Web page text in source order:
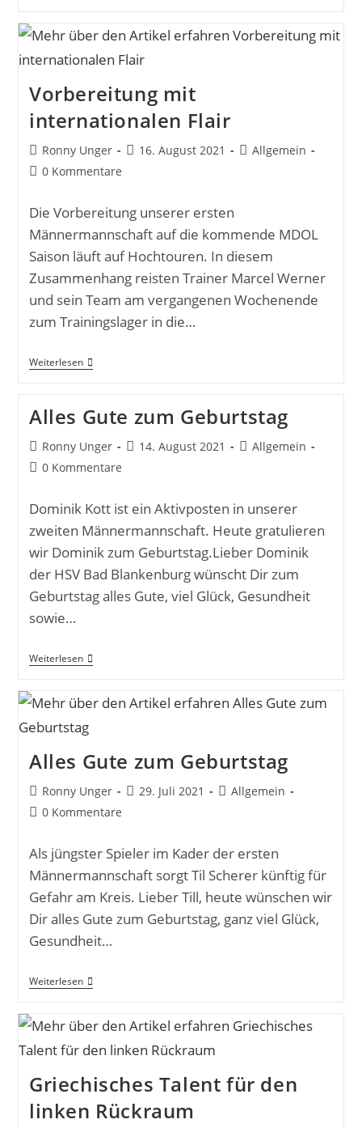
Vorbereitung mit
internationalen Flair
Ronny Unger 16. August 2021
Allgemein
0 Kommentare
Die Vorbereitung unserer ersten
Männermannschaft auf die kommende MDOL
Saison läuft auf Hochtouren. In diesem
Zusammenhang reisten Trainer Marcel Werner
und sein Team am vergangenen Wochenende
zum Trainingslager in die…
Weiterlesen
Alles Gute zum Geburtstag
Ronny Unger 14. August 2021
Allgemein
0 Kommentare
Dominik Kott ist ein Aktivposten in unserer
zweiten Männermannschaft. Heute gratulieren
wir Dominik zum Geburtstag.Lieber Dominik
der HSV Bad Blankenburg wünscht Dir zum
Geburtstag alles Gute, viel Glück, Gesundheit
sowie…
Weiterlesen
Alles Gute zum Geburtstag
Ronny Unger 29. Juli 2021
Allgemein
0 Kommentare
Als jüngster Spieler im Kader der ersten
Männermannschaft sorgt Til Scherer künftig für
Gefahr am Kreis. Lieber Till, heute wünschen wir
Dir alles Gute zum Geburtstag, ganz viel Glück,
Gesundheit…
Weiterlesen
Griechisches Talent für den
linken Rückraum